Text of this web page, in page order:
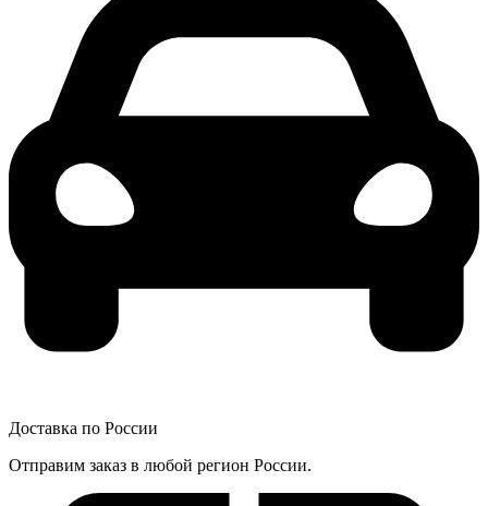
Доставка по России
Отправим заказ в любой регион России.